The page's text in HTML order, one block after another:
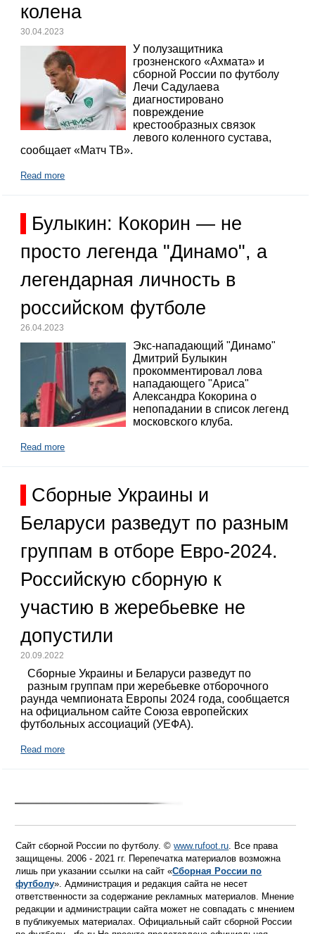
колена
30.04.2023
У полузащитника
грозненского «Ахмата» и
сборной России по футболу
Лечи Садулаева
диагностировано
повреждение
крестообразных связок
левого коленного сустава,
сообщает «Матч ТВ».
Read more
Булыкин: Кокорин — не
просто легенда "Динамо", а
легендарная личность в
российском футболе
26.04.2023
Экс-нападающий "Динамо"
Дмитрий Булыкин
прокомментировал лова
нападающего "Ариса"
Александра Кокорина о
непопадании в список легенд
московского клуба.
Read more
Сборные Украины и
Беларуси разведут по разным
группам в отборе Евро-2024.
Российскую сборную к
участию в жеребьевке не
допустили
20.09.2022
Сборные Украины и Беларуси разведут по
разным группам при жеребьевке отборочного
раунда чемпионата Европы 2024 года, сообщается
на официальном сайте Союза европейских
футбольных ассоциаций (УЕФА).
Read more
Сайт сборной России по футболу. ©www.rufoot.ru. Все права
защищены. 2006 - 2021 гг. Перепечатка материалов возможна
лишь при указании ссылки на сайт «Сборная России по
футболу». Администрация и редакция сайта не несет
ответственности за содержание рекламных материалов. Мнение
редакции и администрации сайта может не совпадать с мнением
в публикуемых материалах. Официальный сайт сборной России